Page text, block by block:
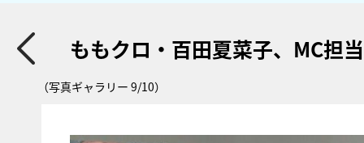
ももクロ・百田夏菜子、MC担
（写真ギャラリー 9/10）